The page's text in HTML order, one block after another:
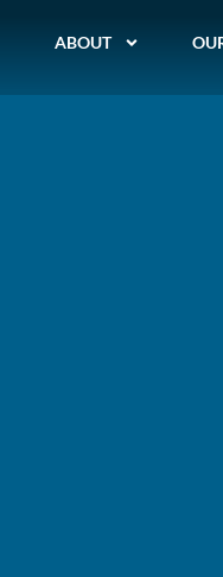
ABOUT